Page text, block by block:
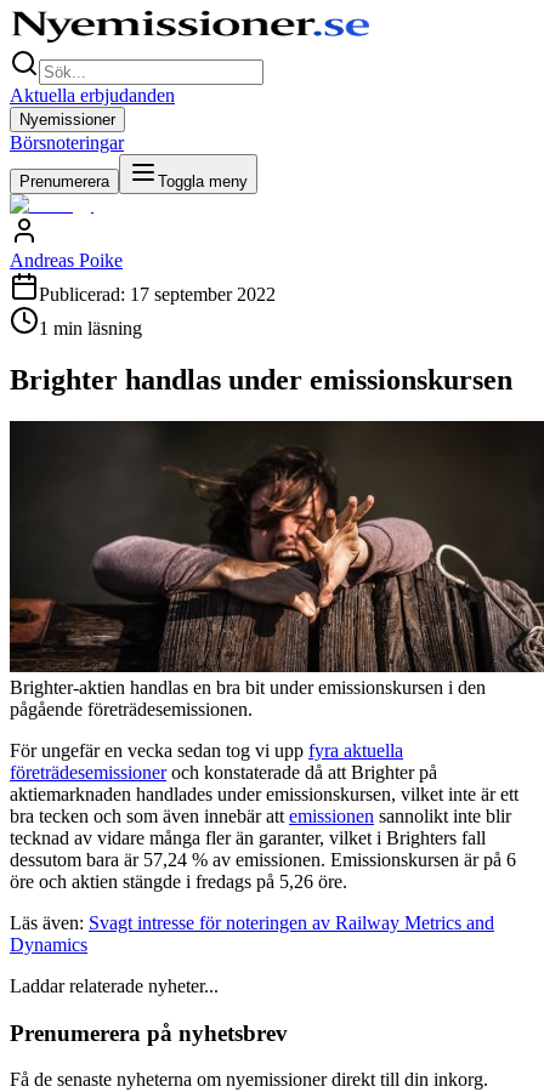
Aktuella erbjudanden
Nyemissioner
Börsnoteringar
Prenumerera Toggla meny
Andreas Poike
Publicerad: 17 september 2022
1 min läsning
Brighter handlas under emissionskursen
Brighter-aktien handlas en bra bit under emissionskursen i den
pågående företrädesemissionen.
För ungefär en vecka sedan tog vi upp fyra aktuella
företrädesemissioneroch konstaterade då att Brighter på
aktiemarknaden handlades under emissionskursen, vilket inte är ett
bra tecken och som även innebär att emissionen sannolikt inte blir
tecknad av vidare många fler än garanter, vilket i Brighters fall
dessutom bara är 57,24 % av emissionen. Emissionskursen är på 6
öre och aktien stängde i fredags på 5,26 öre.
Läs även: Svagt intresse för noteringen av Railway Metrics and
Dynamics
Laddar relaterade nyheter...
Prenumerera på nyhetsbrev
Få de senaste nyheterna om nyemissioner direkt till din inkorg.